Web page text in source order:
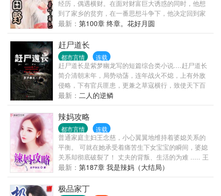
经历，偶遇横财。在面对财富巨大诱惑的同时，他想
到了家乡的贫穷，在一番思想斗争下，他决定回到家
乡帮助村民脱贫致富。于是在一片春机盎然的田野
上，书写了人生里程新的篇章…… 本书延续面包作品
的一贯风格，希望大家得到快乐的之余，同时能得到
人生的感悟…… 《春色田野》原名《欲望·田野》，面
包翠微居第四部作品，出于河蟹的需要，以《春色田
野》面世。 欲望：最简单的解释就是希望，盼望。是
人或动物想得到某种东西或达到某种目的的要求。 “生
死根本，欲为第一...
最新： 第100章 终章。花好月圆
赶尸道长
都市言情 连载
赶尸道长是紫梦幽龙写的短篇综合类小说....赶尸道长
简介清朝末年，局势动荡，连年战火不熄，上有外敌
侵略，下有官兵匪患，更兼之草寇横行，致使天下百
姓困苦不堪，流离失所，人人自危。在这种混乱的局
势之下，普天下的老百姓如同生活在地狱之中，除了
饱受战乱之外，更有天灾人祸无数，致使饿殍满地，
横死遍野，易子相食也不足为奇，客死他乡者亦是不
计其数。说到这客死他乡者，便说到了这篇小说的关
键之处，自古以来，我国便有狐死首丘，落叶归根的
说法，就是说无论是人或者事物总要有一个归宿，尤
其是人，无论他活着的时候在外面如何风光，死了之
后，尸身必须要回到他原来的地方...
最新： 二人的逆鳞
辣妈攻略
都市言情 连载
普通家庭主妇王念慈，小心翼翼地维持着婆媳关系的
平衡。 可就在她承受着痛苦生下女宝宝的瞬间，婆媳
关系却彻底破裂了！ 丈夫的背叛、生活的为难 ..... 王
念慈看着嗷嗷待哺的宝宝：这才是开始！
最新： 第187章 我是辣妈（大结局）
极品家丁